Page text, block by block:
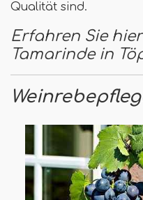
Qualität sind.
Erfahren Sie
Tamarinde in